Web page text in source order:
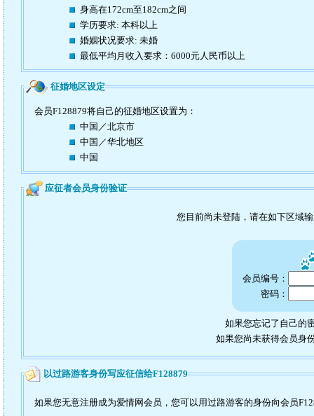
身高在172cm至182cm之间
学历要求: 本科以上
婚姻状况要求: 未婚
最低平均月收入要求：6000元人民币以上
征婚地区设定
会员F128879将自己的征婚地区设置为：
中国／北京市
中国／华北地区
中国
应征者会员身份验证
您目前尚未登陆，请在如下区域
会员编号：
密码：
如果您忘记了自己的
如果您尚未获得会员身
以过路游客身份写应征信给F128879
如果您无意注册成为爱情网会员，您可以用过路游客的身份向会员